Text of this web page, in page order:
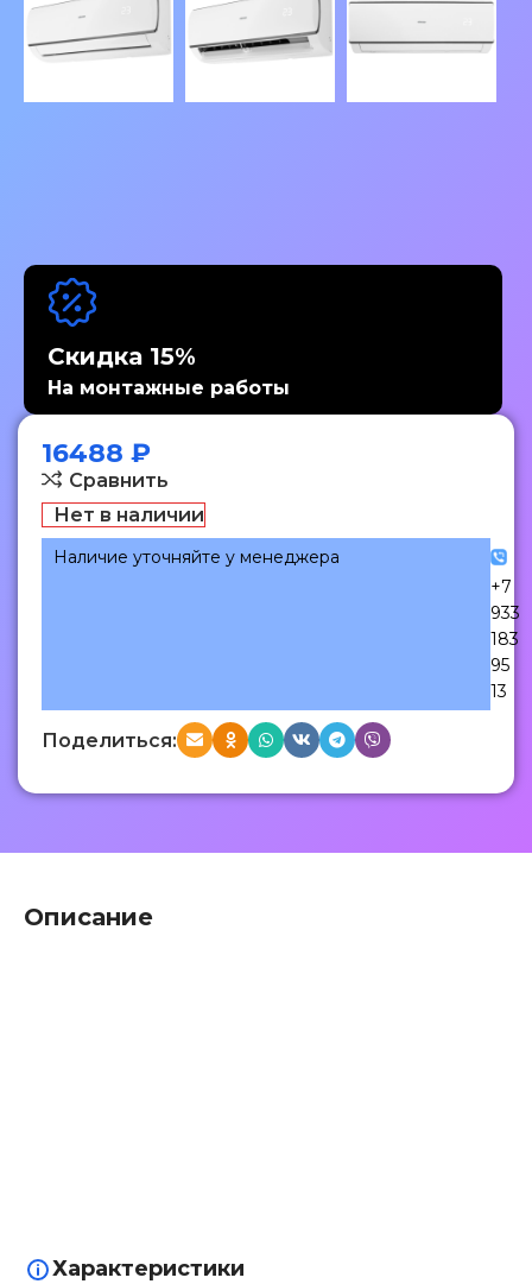
Скидка 15%
На монтажные работы
16488 ₽
Сравнить
Нет в наличии
Наличие уточняйте у менеджера
+7
933
183
95
13
Поделиться:
Описание
Характеристики